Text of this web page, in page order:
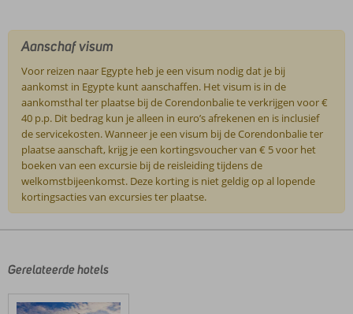
Aanschaf visum
Voor reizen naar Egypte heb je een visum nodig dat je bij
aankomst in Egypte kunt aanschaffen. Het visum is in de
aankomsthal ter plaatse bij de Corendonbalie te verkrijgen voor €
40 p.p. Dit bedrag kun je alleen in euro’s afrekenen en is inclusief
de servicekosten. Wanneer je een visum bij de Corendonbalie ter
plaatse aanschaft, krijg je een kortingsvoucher van € 5 voor het
boeken van een excursie bij de reisleiding tijdens de
welkomstbijeenkomst. Deze korting is niet geldig op al lopende
kortingsacties van excursies ter plaatse.
door
klanten
Gerelateerde hotels